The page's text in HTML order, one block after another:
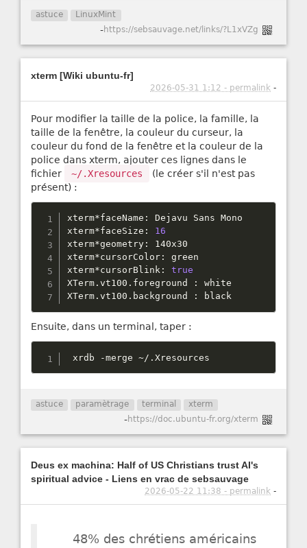
astuce LinuxMint
-https://sebsauvage.net/links/?L1xVZg
xterm [Wiki ubuntu-fr]
2026-05-31 1:12 - permalink -
Pour modifier la taille de la police, la famille, la
taille de la fenêtre, la couleur du curseur, la
couleur du fond de la fenêtre et la couleur de la
police dans xterm, ajouter ces lignes dans le
fichier
~/.Xresources
(le créer s'il n'est pas
présent) :
xterm*faceName :
Dejavu Sans Mono
xterm*faceSize :
16
xterm*geometry :
140x30
xterm*cursorColor :
green
xterm*cursorBlink :
true
XTerm .vt100 . foreground :
white
XTerm .vt100 . background : black
Ensuite, dans un terminal, taper :
xrdb -merge ~/ .Xresources
astuce paramètrage terminal xterm
-https://doc.ubuntu-fr.org/xterm
Deus ex machina: Half of US Christians trust AI's
spiritual advice - Liens en vrac de sebsauvage
2026-05-22 11:38 - permalink -
48% des chrétiens américains